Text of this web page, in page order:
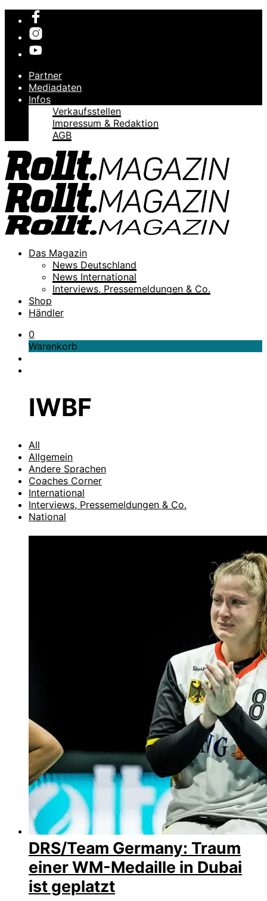
Partner
Mediadaten
Infos
Verkaufsstellen
Impressum & Redaktion
AGB
Das Magazin
News Deutschland
News International
Interviews, Pressemeldungen & Co.
Shop
Händler
0
Warenkorb
IWBF
All
Allgemein
Andere Sprachen
Coaches Corner
International
Interviews, Pressemeldungen & Co.
National
DRS/Team Germany: Traum
einer WM-Medaille in Dubai
ist geplatzt